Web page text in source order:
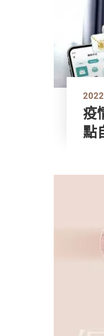
疫
點